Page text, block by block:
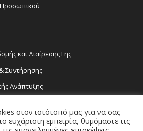
Προσωπικού
και Διαίρεσης Γης
Συντήρησης
Ανάπτυξης
Τεχνών
στον ιστότοπό μας για να σας
ευχάριστη εμπειρία, θυμόμαστε τις